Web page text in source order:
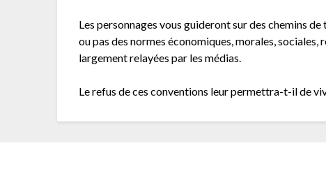
Les personnages vous guideront sur des chemins
ou pas des normes économiques, morales,
largement relayées par les médias.
Le refus de ces conventions leur permettra-t-il de